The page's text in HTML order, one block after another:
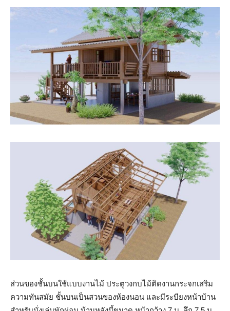
ส่วนของชั้นบนใช้แบบงานไม้ ประตูวงกบไม้ติดงานกระจกเสริม
ความทันสมัย ชั้นบนเป็นสวนของห้องนอน และมีระบียงหน้าบ้าน